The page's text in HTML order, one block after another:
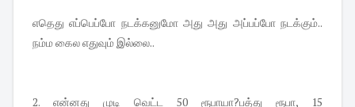
எதெது எப்பெப்போ நடக்கனுமோ அது அது அப்பப்போ நடக்கும்..
நம்ம கைல எதுவும் இல்லை..
2. என்னது முடி வெட்ட 50 ரூபாயா?பத்து ரூபா, 15